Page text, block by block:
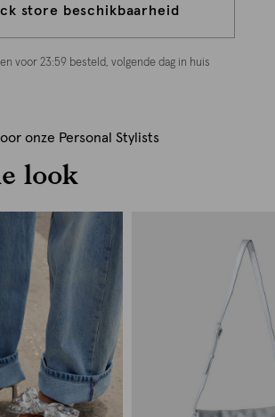
store beschikbaarheid
voor 23:59 besteld, volgende dag in huis
onze Personal Stylists
look